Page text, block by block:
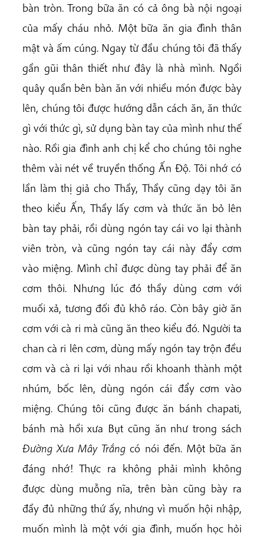
bàn tròn. Trong bữa ăn có cả ông bà nội ngoại
của mấy cháu nhỏ. Một bữa ăn gia đình thân
mật và ấm cúng. Ngay từ đầu chúng tôi đã thấy
gần gũi thân thiết như đây là nhà mình. Ngồi
quây quần bên bàn ăn với nhiều món được bày
lên, chúng tôi được hướng dẫn cách ăn, ăn thức
gì với thức gì, sử dụng bàn tay của mình như thế
nào. Rồi gia đình anh chị kể cho chúng tôi nghe
thêm vài nét về truyền thống Ấn Độ. Tôi nhớ có
lần làm thị giả cho Thầy, Thầy cũng dạy tôi ăn
theo kiểu Ấn, Thầy lấy cơm và thức ăn bỏ lên
bàn tay phải, rồi dùng ngón tay cái vo lại thành
viên tròn, và cũng ngón tay cái này đẩy cơm
vào miệng. Mình chỉ được dùng tay phải để ăn
cơm thôi. Nhưng lúc đó thầy dùng cơm với
muối xả, tương đối đủ khô ráo. Còn bây giờ ăn
cơm với cà ri mà cũng ăn theo kiểu đó. Người ta
chan cà ri lên cơm, dùng mấy ngón tay trộn đều
cơm và cà ri lại với nhau rồi khoanh thành một
nhúm, bốc lên, dùng ngón cái đẩy cơm vào
miệng. Chúng tôi cũng được ăn bánh chapati,
bánh mà hồi xưa Bụt cũng ăn như trong sách
Đường Xưa Mây Trắng có nói đến. Một bữa ăn
đáng nhớ! Thực ra không phải mình không
được dùng muỗng nĩa, trên bàn cũng bày ra
đầy đủ những thứ ấy, nhưng vì muốn hội nhập,
muốn mình là một với gia đình, muốn học hỏi